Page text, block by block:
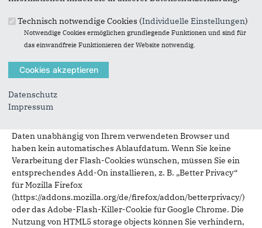
Website nutzen können.
e. Wir setzen Cookies ein, um Sie für Folgebesuche
identifizieren zu können, falls Sie über einen Account bei uns
verfügen. Andernfalls müssten Sie sich für jeden Besuch
erneut einloggen.
Browser erfasst, sondern durch Ihr Flash-Plug-in. Weiterhin
nutzen wir HTML5 storage objects, die auf Ihrem Endgerät
Daten unabhängig von Ihrem verwendeten Browser und
haben kein automatisches Ablaufdatum. Wenn Sie keine
Verarbeitung der Flash-Cookies wünschen, müssen Sie ein
entsprechendes Add-On installieren, z. B. „Better Privacy“
für Mozilla Firefox
(https://addons.mozilla.org/de/firefox/addon/betterprivacy/)
oder das Adobe-Flash-Killer-Cookie für Google Chrome. Die
Nutzung von HTML5 storage objects können Sie verhindern,
Technisch notwendige Cookies (Individuelle Einstellungen)
Notwendige Cookies ermöglichen grundlegende Funktionen und sind für
das einwandfreie Funktionieren der Website notwendig.
Datenschutz
Impressum